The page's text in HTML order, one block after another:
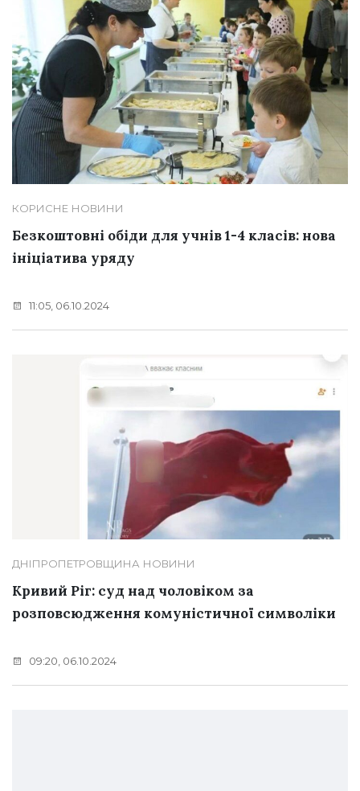
КОРИСНЕ НОВИНИ
Безкоштовні обіди для учнів 1-4 класів: нова
ініціатива уряду
11:05, 06.10.2024
ДНІПРОПЕТРОВЩИНА НОВИНИ
Кривий Ріг: суд над чоловіком за
розповсюдження комуністичної символіки
09:20, 06.10.2024